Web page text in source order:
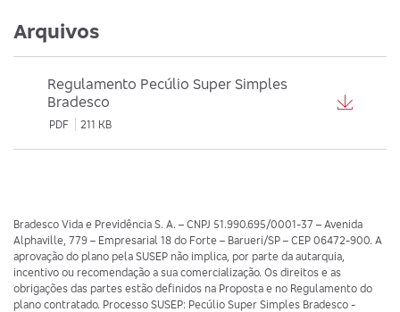
Arquivos
Regulamento Pecúlio Super Simples
Bradesco
PDF 211 KB
Bradesco Vida e Previdência S. A. – CNPJ 51.990.695/0001-37 – Avenida
Alphaville, 779 – Empresarial 18 do Forte – Barueri/SP – CEP 06472-900. A
aprovação do plano pela SUSEP não implica, por parte da autarquia,
incentivo ou recomendação a sua comercialização. Os direitos e as
obrigações das partes estão definidos na Proposta e no Regulamento do
plano contratado. Processo SUSEP: Pecúlio Super Simples Bradesco -